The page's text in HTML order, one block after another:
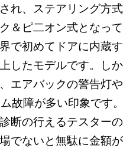
れ、ステアリング方式
＆ピ二オン式となって
で初めてドアに内蔵す
したモデルです。しか
エアバックの警告灯や
故障が多い印象です。
断の行えるテスターの
でないと無駄に金額が